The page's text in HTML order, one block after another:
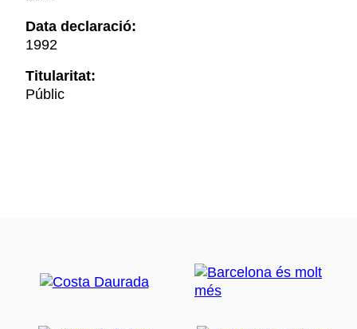
Data declaració:
1992
Titularitat:
Públic